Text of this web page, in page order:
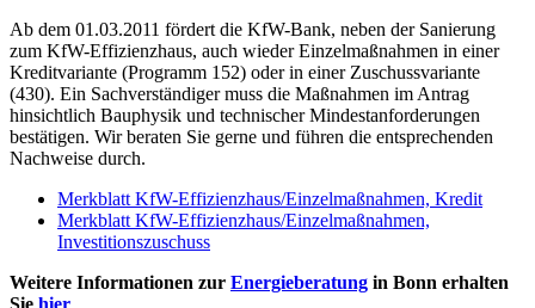
Ab dem 01.03.2011 fördert die KfW-Bank, neben der Sanierung
zum KfW-Effizienzhaus, auch wieder Einzelmaßnahmen in einer
Kreditvariante (Programm 152) oder in einer Zuschussvariante
(430). Ein Sachverständiger muss die Maßnahmen im Antrag
hinsichtlich Bauphysik und technischer Mindestanforderungen
bestätigen. Wir beraten Sie gerne und führen die entsprechenden
Nachweise durch.
Merkblatt KfW-Effizienzhaus/Einzelmaßnahmen, Kredit
Merkblatt KfW-Effizienzhaus/Einzelmaßnahmen,
Investitionszuschuss
Weitere Informationen zur Energieberatung in Bonn erhalten
Sie hier